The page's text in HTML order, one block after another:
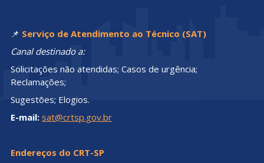
📌 Serviço de Atendimento ao Técnico (SAT)
Canal destinado a:
Solicitações não atendidas; Casos de urgência;
Reclamações;
Sugestões; Elogios.
E-mail: sat@crtsp.gov.br
Endereços do CRT-SP